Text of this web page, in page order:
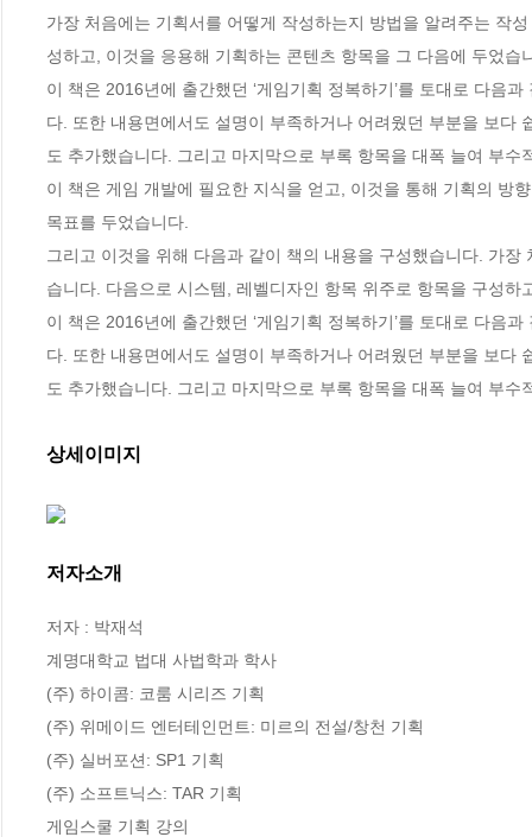
가장 처음에는 기획서를 어떻게 작성하는지 방법을 알려주는 작
성하고, 이것을 응용해 기획하는 콘텐츠 항목을 그 다음에 두었습
이 책은 2016년에 출간했던 ‘게임기획 정복하기’를 토대로 다음
다. 또한 내용면에서도 설명이 부족하거나 어려웠던 부분을 보다
도 추가했습니다. 그리고 마지막으로 부록 항목을 대폭 늘여 부
이 책은 게임 개발에 필요한 지식을 얻고, 이것을 통해 기획의 방
목표를 두었습니다.
그리고 이것을 위해 다음과 같이 책의 내용을 구성했습니다. 가
습니다. 다음으로 시스템, 레벨디자인 항목 위주로 항목을 구성
이 책은 2016년에 출간했던 ‘게임기획 정복하기’를 토대로 다음
다. 또한 내용면에서도 설명이 부족하거나 어려웠던 부분을 보다
도 추가했습니다. 그리고 마지막으로 부록 항목을 대폭 늘여 부
상세이미지
저자소개
저자 : 박재석
계명대학교 법대 사법학과 학사
(주) 하이콤: 코룸 시리즈 기획
(주) 위메이드 엔터테인먼트: 미르의 전설/창천 기획
(주) 실버포션: SP1 기획
(주) 소프트닉스: TAR 기획
게임스쿨 기획 강의